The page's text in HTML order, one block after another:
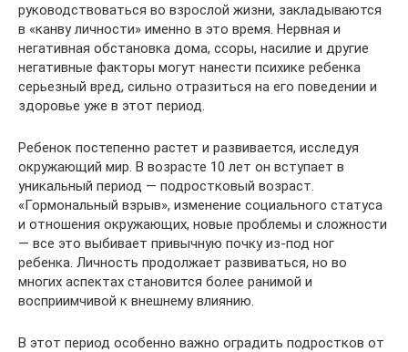
руководствоваться во взрослой жизни, закладываются
в «канву личности» именно в это время. Нервная и
негативная обстановка дома, ссоры, насилие и другие
негативные факторы могут нанести психике ребенка
серьезный вред, сильно отразиться на его поведении и
здоровье уже в этот период.
Ребенок постепенно растет и развивается, исследуя
окружающий мир. В возрасте 10 лет он вступает в
уникальный период — подростковый возраст.
«Гормональный взрыв», изменение социального статуса
и отношения окружающих, новые проблемы и сложности
— все это выбивает привычную почку из-под ног
ребенка. Личность продолжает развиваться, но во
многих аспектах становится более ранимой и
восприимчивой к внешнему влиянию.
В этот период особенно важно оградить подростков от